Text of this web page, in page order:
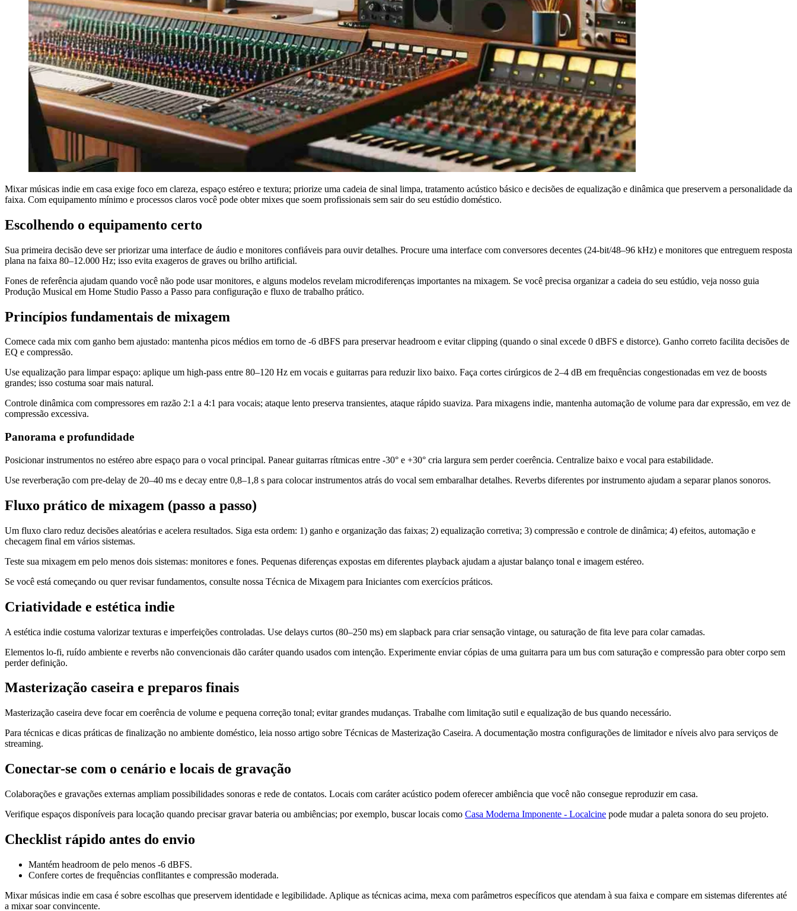
Mixar músicas indie em casa exige foco em clareza, espaço estéreo e textura; priorize uma cadeia de sinal limpa, tratamento acústico básico e decisões de equalização e dinâmica que preservem a personalidade da
faixa. Com equipamento mínimo e processos claros você pode obter mixes que soem profissionais sem sair do seu estúdio doméstico.
Escolhendo o equipamento certo
Sua primeira decisão deve ser priorizar uma interface de áudio e monitores confiáveis para ouvir detalhes. Procure uma interface com conversores decentes (24-bit/48–96 kHz) e monitores que entreguem resposta
plana na faixa 80–12.000 Hz; isso evita exageros de graves ou brilho artificial.
Fones de referência ajudam quando você não pode usar monitores, e alguns modelos revelam microdiferenças importantes na mixagem. Se você precisa organizar a cadeia do seu estúdio, veja nosso guia
Produção Musical em Home Studio Passo a Passo para configuração e fluxo de trabalho prático.
Princípios fundamentais de mixagem
Comece cada mix com ganho bem ajustado: mantenha picos médios em torno de -6 dBFS para preservar headroom e evitar clipping (quando o sinal excede 0 dBFS e distorce). Ganho correto facilita decisões de
EQ e compressão.
Use equalização para limpar espaço: aplique um high-pass entre 80–120 Hz em vocais e guitarras para reduzir lixo baixo. Faça cortes cirúrgicos de 2–4 dB em frequências congestionadas em vez de boosts
grandes; isso costuma soar mais natural.
Controle dinâmica com compressores em razão 2:1 a 4:1 para vocais; ataque lento preserva transientes, ataque rápido suaviza. Para mixagens indie, mantenha automação de volume para dar expressão, em vez de
compressão excessiva.
Panorama e profundidade
Posicionar instrumentos no estéreo abre espaço para o vocal principal. Panear guitarras rítmicas entre -30° e +30° cria largura sem perder coerência. Centralize baixo e vocal para estabilidade.
Use reverberação com pre-delay de 20–40 ms e decay entre 0,8–1,8 s para colocar instrumentos atrás do vocal sem embaralhar detalhes. Reverbs diferentes por instrumento ajudam a separar planos sonoros.
Fluxo prático de mixagem (passo a passo)
Um fluxo claro reduz decisões aleatórias e acelera resultados. Siga esta ordem: 1) ganho e organização das faixas; 2) equalização corretiva; 3) compressão e controle de dinâmica; 4) efeitos, automação e
checagem final em vários sistemas.
Teste sua mixagem em pelo menos dois sistemas: monitores e fones. Pequenas diferenças expostas em diferentes playback ajudam a ajustar balanço tonal e imagem estéreo.
Se você está começando ou quer revisar fundamentos, consulte nossa Técnica de Mixagem para Iniciantes com exercícios práticos.
Criatividade e estética indie
A estética indie costuma valorizar texturas e imperfeições controladas. Use delays curtos (80–250 ms) em slapback para criar sensação vintage, ou saturação de fita leve para colar camadas.
Elementos lo-fi, ruído ambiente e reverbs não convencionais dão caráter quando usados com intenção. Experimente enviar cópias de uma guitarra para um bus com saturação e compressão para obter corpo sem
perder definição.
Masterização caseira e preparos finais
Masterização caseira deve focar em coerência de volume e pequena correção tonal; evitar grandes mudanças. Trabalhe com limitação sutil e equalização de bus quando necessário.
Para técnicas e dicas práticas de finalização no ambiente doméstico, leia nosso artigo sobre Técnicas de Masterização Caseira. A documentação mostra configurações de limitador e níveis alvo para serviços de
streaming.
Conectar-se com o cenário e locais de gravação
Colaborações e gravações externas ampliam possibilidades sonoras e rede de contatos. Locais com caráter acústico podem oferecer ambiência que você não consegue reproduzir em casa.
Verifique espaços disponíveis para locação quando precisar gravar bateria ou ambiências; por exemplo, buscar locais como Casa Moderna Imponente - Localcine pode mudar a paleta sonora do seu projeto.
Checklist rápido antes do envio
Mantém headroom de pelo menos -6 dBFS.
Confere cortes de frequências conflitantes e compressão moderada.
Mixar músicas indie em casa é sobre escolhas que preservem identidade e legibilidade. Aplique as técnicas acima, mexa com parâmetros específicos que atendam à sua faixa e compare em sistemas diferentes até
a mixar soar convincente.